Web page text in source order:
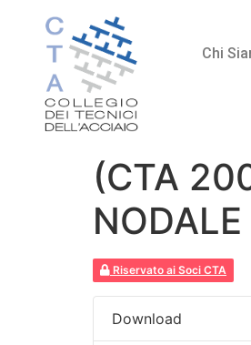
Chi
(CTA
Riservato ai Soci CTA
Download